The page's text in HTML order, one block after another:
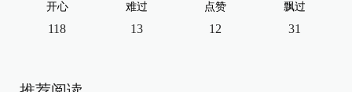
开心
118
难过
13
点赞
12
飘过
31